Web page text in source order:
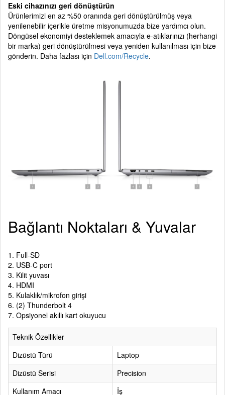
Eski cihazınızı geri dönüştürün
Ürünlerimizi en az %50 oranında geri dönüştürülmüş veya
yenilenebilir içerikle üretme misyonumuzda bize yardımcı olun.
Döngüsel ekonomiyi desteklemek amacıyla e-atıklarınızı (herhangi
bir marka) geri dönüştürülmesi veya yeniden kullanılması için bize
gönderin. Daha fazlası için Dell.com/Recycle.
Bağlantı Noktaları & Yuvalar
1. Full-SD
2. USB-C port
3. Kilit yuvası
4. HDMI
5. Kulaklık/mikrofon girişi
6. (2) Thunderbolt 4
7. Opsiyonel akıllı kart okuyucu
Teknik Özellikler
Dizüstü Türü
Laptop
Dizüstü Serisi
Precision
Kullanım Amacı
İş